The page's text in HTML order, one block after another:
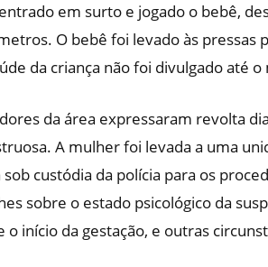
em surto e jogado o bebê,
O bebê foi levado às pressas
da criança não foi divulgado até
da área expressaram revolta
A mulher foi levada a uma
sob custódia da polícia para os
sobre o estado psicológico da
o início da gestação, e outras